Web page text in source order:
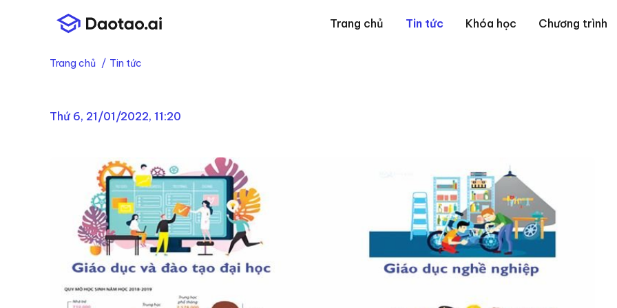
Trang chủ Tin tức Khóa học Chương trình
Trang chủ Tin tức
Thứ 6, 21/01/2022, 11:20